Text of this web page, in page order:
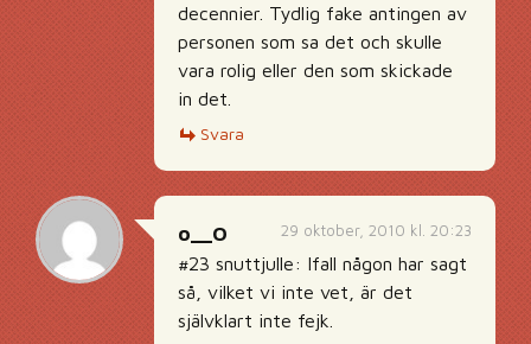
decennier. Tydlig fake antingen av
personen som sa det och skulle
vara rolig eller den som skickade
in det.
Svara
29 oktober, 2010 kl. 20:23
o__O
#23 snuttjulle: Ifall någon har sagt
så, vilket vi inte vet, är det
självklart inte fejk.